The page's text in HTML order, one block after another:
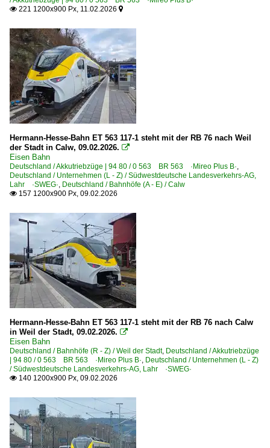
 221 1200x900 Px, 11.02.2026 
Hermann-Hesse-Bahn ET 563 117-1 steht mit der RB 76 nach Weil
der Stadt in Calw, 09.02.2026. 
Eisen Bahn
Deutschland / Akkutriebzüge | 94 80 / 0 563 BR 563 ·Mireo Plus B·,
Deutschland / Unternehmen (L - Z) / Südwestdeutsche Landesverkehrs-AG,
Lahr ·SWEG·, Deutschland / Bahnhöfe (A - E) / Calw
 157 1200x900 Px, 09.02.2026
Hermann-Hesse-Bahn ET 563 117-1 steht mit der RB 76 nach Calw
in Weil der Stadt, 09.02.2026. 
Eisen Bahn
Deutschland / Bahnhöfe (R - Z) / Weil der Stadt, Deutschland / Akkutriebzüge
| 94 80 / 0 563 BR 563 ·Mireo Plus B·, Deutschland / Unternehmen (L - Z)
/ Südwestdeutsche Landesverkehrs-AG, Lahr ·SWEG·
 140 1200x900 Px, 09.02.2026